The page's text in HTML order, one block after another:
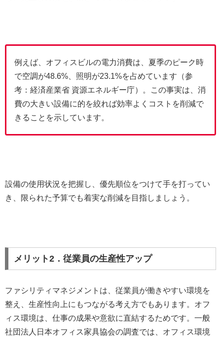
例えば、オフィスビルの電力消費は、夏季のピーク時
で空調が48.6%、照明が23.1%を占めています（参
考： 経済産業省 資源エネルギー庁）。この事実は、消
費の大きい設備に的を絞れば効率よくコストを削減で
きることを示しています。
設備の使用状況を把握し、優先順位をつけて手を打ってい
き、限られた予算でも着実な削減を目指しましょう。
メリット2．従業員の生産性アップ
ファシリティマネジメントは、従業員が働きやすい環境を
整え、生産性向上にもつながる考え方でもあります。オフ
ィス環境は、仕事の成果や意欲に直結するためです。一般
社団法人日本オフィス家具協会の調査では、オフィス環境